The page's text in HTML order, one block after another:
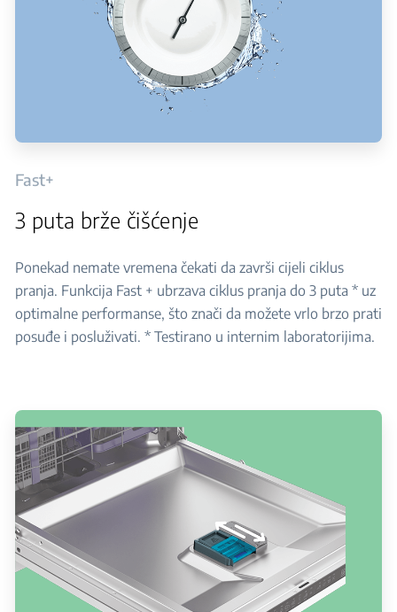
Fast+
3 puta brže čišćenje
Ponekad nemate vremena čekati da završi cijeli ciklus
pranja. Funkcija Fast + ubrzava ciklus pranja do 3 puta * uz
optimalne performanse, što znači da možete vrlo brzo prati
posuđe i posluživati. * Testirano u internim laboratorijima.